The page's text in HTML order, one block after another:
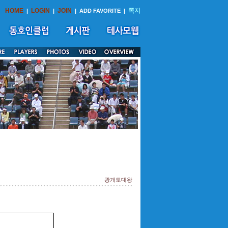
HOME | LOGIN | JOIN | ADD FAVORITE | 쪽지
광개토대왕